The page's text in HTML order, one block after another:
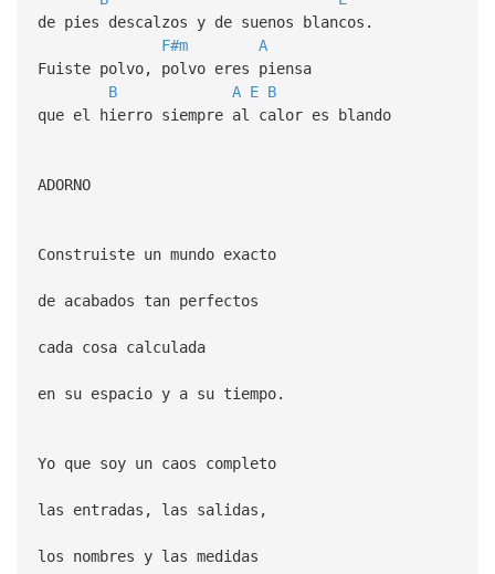
de pies descalzos y de suenos blancos.
F#m
A
Fuiste polvo, polvo eres piensa
B
A E B
que el hierro siempre al calor es blando
ADORNO
Construiste un mundo exacto
de acabados tan perfectos
cada cosa calculada
en su espacio y a su tiempo.
Yo que soy un caos completo
las entradas, las salidas,
los nombres y las medidas